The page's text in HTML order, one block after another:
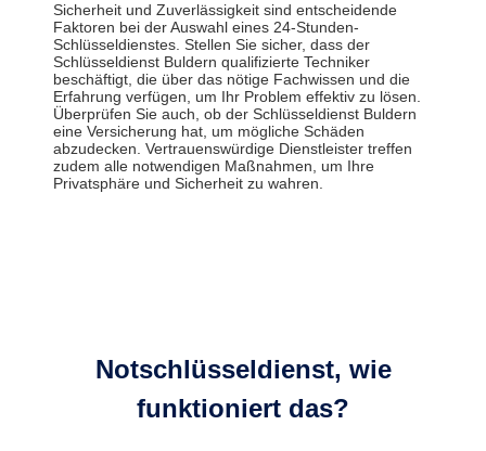
Sicherheit und Zuverlässigkeit sind entscheidende
Faktoren bei der Auswahl eines 24-Stunden-
Schlüsseldienstes. Stellen Sie sicher, dass der
Schlüsseldienst Buldern qualifizierte Techniker
beschäftigt, die über das nötige Fachwissen und die
Erfahrung verfügen, um Ihr Problem effektiv zu lösen.
Überprüfen Sie auch, ob der Schlüsseldienst Buldern
eine Versicherung hat, um mögliche Schäden
abzudecken. Vertrauenswürdige Dienstleister treffen
zudem alle notwendigen Maßnahmen, um Ihre
Privatsphäre und Sicherheit zu wahren.
Notschlüsseldienst, wie
funktioniert das?